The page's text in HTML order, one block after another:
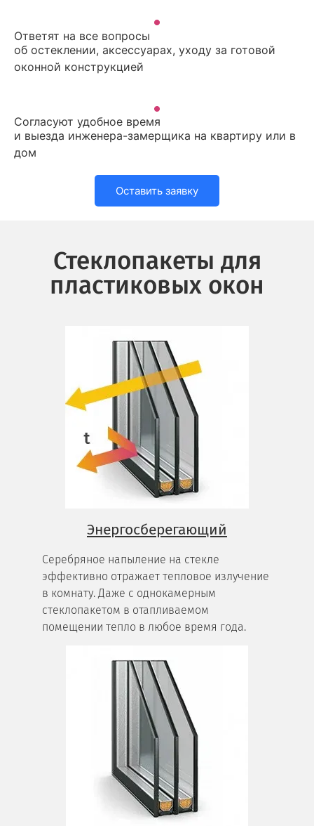
Ответят на все вопросы
об остеклении, аксессуарах, уходу за готовой
оконной конструкцией
Согласуют удобное время
и выезда инженера-замерщика на квартиру или в
дом
Оставить заявку
Стеклопакеты для
пластиковых окон
Энергосберегающий
Серебряное напыление на стекле
эффективно отражает тепловое излучение
в комнату. Даже с однокамерным
стеклопакетом в отапливаемом
помещении тепло в любое время года.